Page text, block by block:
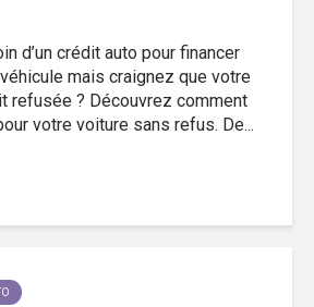
d’un crédit auto pour financer
mais craignez que votre
refusée ? Découvrez comment
votre voiture sans refus. De...